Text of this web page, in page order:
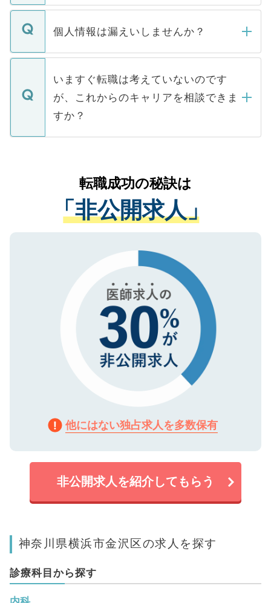
ません。
■応募殺到を避けるため 人気のある医療機
関を公にしてしまうと、応募が殺到する場
に、医療機関が求める条件に合った人材の
みを人材紹介会社に依頼するケースが増え
ています。
転職・入職を強要することは一切ありませ
ん。また、仮に応募先から内定をいただい
定を承諾する必要はありません。内定先へ
の辞退の連絡はキャリアパートナーが行い
個人情報は漏えいしませんか？
個人情報が漏えいすることはありませんの
で、ご安心ください。当サイトからの登録
などで収集したご登録者様の個人情報は、
ご本人のキャリアアップおよび転職活動の
支援を目的に使用いたします。お預かりし
ているすべての個人データはご本人の許可
は、個人情報の取り扱いについての厳密な
管理基準を満たした事業者のみに付与され
る、プライバシーマークを取得済みです。
で、機密保持に関してもご安心ください。
いますぐ転職は考えていないのです
が、これからのキャリアを相談できま
すか？
かがいして、現在の医療機関の状況や紹介
経験をまじえながら、適切なアドバイスを
させていただきます。すぐにご転職をされ
ない方には、長期的なサポートが可能です
ので、まずはご登録ください。
転職成功の秘訣は
「非公開求人」
他にはない独占求人を多数保有
非公開求人を紹介してもらう
神奈川県横浜市金沢区の求人を探す
診療科目から探す